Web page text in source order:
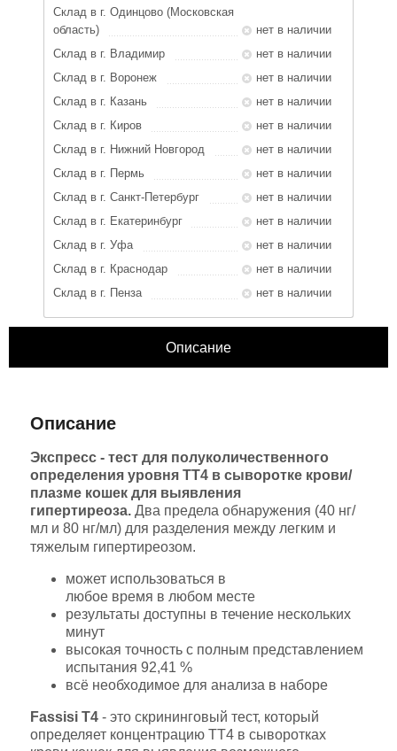
Склад в г. Одинцово (Московская
область)
нет в наличии
Склад в г. Владимир
нет в наличии
Склад в г. Воронеж
нет в наличии
Склад в г. Казань
нет в наличии
Склад в г. Киров
нет в наличии
Склад в г. Нижний Новгород
нет в наличии
Склад в г. Пермь
нет в наличии
Склад в г. Санкт-Петербург
нет в наличии
Склад в г. Екатеринбург
нет в наличии
Склад в г. Уфа
нет в наличии
Склад в г. Краснодар
нет в наличии
Склад в г. Пенза
нет в наличии
Описание
Описание
Экспресс - тест для полуколичественного
определения уровня TT4 в сыворотке крови/
плазме кошек для выявления
гипертиреоза. Два предела обнаружения (40 нг/
мл и 80 нг/мл) для разделения между легким и
тяжелым гипертиреозом.
может использоваться в
любое время в любом месте
результаты доступны в течение нескольких
минут
высокая точность с полным представлением
испытания 92,41 %
всё необходимое для анализа в наборе
Fassisi T4 - это скрининговый тест, который
определяет концентрацию ТТ4 в сыворотках